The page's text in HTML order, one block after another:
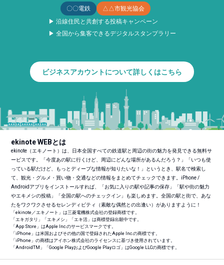
〇〇電鉄
△△市観光協会
▶ 沿線住民と共創する投稿キャンペーン
▶ 全国から集客できるデジタルスタンプラリー
ビジネスアカウントについて詳しくはこちら
ekinote WEBとは
ekinote（エキノート）は、日本全国すべての鉄道駅と周辺の街の魅力を発見できる無料サ
ービスです。「今度あの駅に行くけど、周辺にどんな場所があるんだろう？」「いつも使
っている駅だけど、もっとディープな情報が知りたいな！」というとき、駅名で検索し
て、観光・グルメ・買い物・交通などの情報をまとめてチェックできます。iPhone /
Androidアプリをインストールすれば、「お気に入りの駅や記事の保存」「駅や街の魅力
やエキメシの投稿」「全国の駅へのチェックイン」も楽しめます。全国の駅と街で、あな
たをワクワクさせるセレンディピティ（素敵な偶然との出逢い）がありますように！
「ekinote／エキノート」は三菱電機株式会社の登録商標です。
「エキガタリ」「エキメシ」「エキ活」は商標登録出願中です。
「App Store」はApple Inc.のサービスマークです。
「iPhone」は米国およびその他の国で登録されたApple Inc.の商標です。
「iPhone」の商標はアイホン株式会社のライセンスに基づき使用されています。
「AndroidTM 」「Google PlayおよびGoogle Playロゴ」はGoogle LLCの商標です。